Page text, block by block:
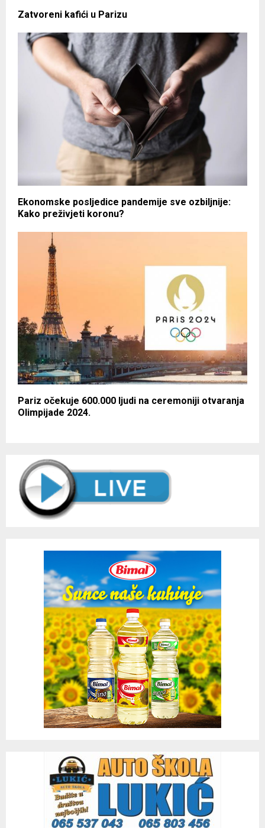
Zatvoreni kafići u Parizu
Ekonomske posljedice pandemije sve ozbiljnije:
Kako preživjeti koronu?
Pariz očekuje 600.000 ljudi na ceremoniji otvaranja
Olimpijade 2024.